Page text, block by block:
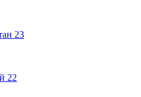
23
22